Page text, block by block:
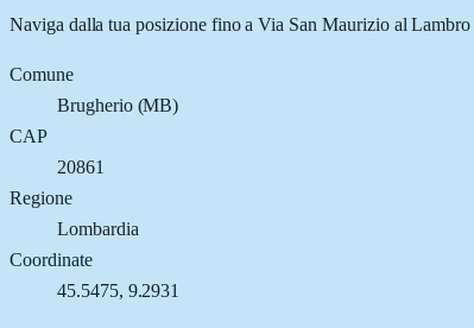
Naviga dalla tua posizione fino aVia San Maurizio al Lambro
Comune
Brugherio(MB)
CAP
20861
Regione
Lombardia
Coordinate
45.5475, 9.2931